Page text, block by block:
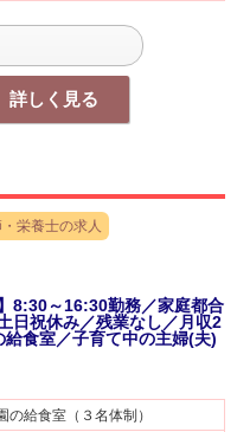
詳しく見る
栄養士の求人
8:30～16:30勤務／家庭都合
日祝休み／残業なし／月収2
食室／子育て中の主婦(夫)
の給食室（３名体制）